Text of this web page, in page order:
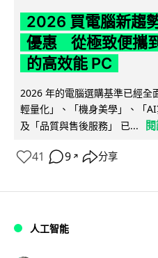
2026 買電腦新趨
優惠 從極致便攜
的高效能 PC
2026 年的電腦選購基準已經全
輕量化」、「機身美學」、「
及「品質與售後服務」 已...
41 9 ↗ 分享
人工智能